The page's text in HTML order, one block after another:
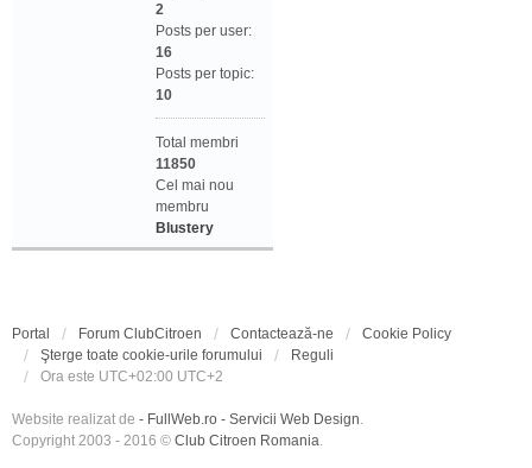
2
Posts per user:
16
Posts per topic:
10
Total membri
11850
Cel mai nou
membru
Blustery
Portal Forum ClubCitroen Contactează-ne
Cookie Policy
Şterge toate cookie-urile forumului
Reguli
Ora este UTC+02:00 UTC+2
Website realizat de - FullWeb.ro - Servicii Web Design.
Copyright 2003 - 2016 © Club Citroen Romania.